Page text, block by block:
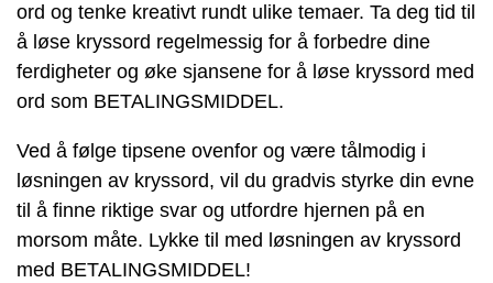
ord og tenke kreativt rundt ulike temaer. Ta deg tid til
å løse kryssord regelmessig for å forbedre dine
ferdigheter og øke sjansene for å løse kryssord med
ord som BETALINGSMIDDEL.
Ved å følge tipsene ovenfor og være tålmodig i
løsningen av kryssord, vil du gradvis styrke din evne
til å finne riktige svar og utfordre hjernen på en
morsom måte. Lykke til med løsningen av kryssord
med BETALINGSMIDDEL!